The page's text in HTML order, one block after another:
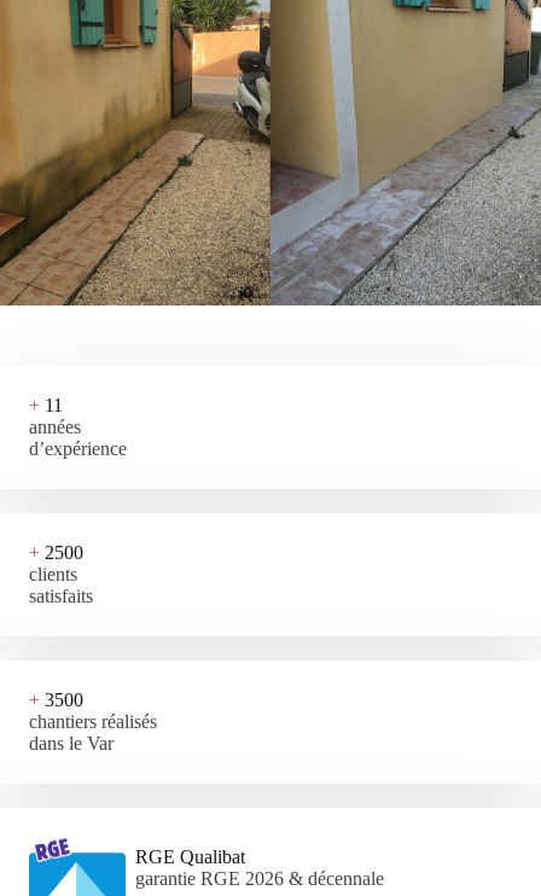
+ 11
années
d’expérience
+ 2500
clients
satisfaits
+ 3500
chantiers réalisés
dans le Var
RGE Qualibat
garantie RGE 2026 & décennale